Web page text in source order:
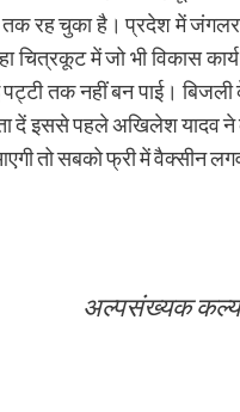
तक रह चुका है। प्रदेश में
चित्रकूट में जो भी विकास
पट्टी तक नहीं बन पाई।
दें इससे पहले अखिलेश यादव ने
तो सबको फ्री में वैक्सीन
अल्पसंख्यक